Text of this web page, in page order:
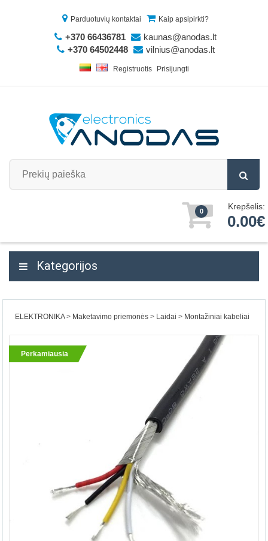
Parduotuvių kontaktai Kaip apsipirkti?
+370 66436781
kaunas@anodas.lt
+370 64502448
vilnius@anodas.lt
Registruotis Prisijungti
0 Krepšelis:
0.00€
Kategorijos
ELEKTRONIKA Maketavimo priemonės Laidai Montažiniai kabeliai
Perkamiausia